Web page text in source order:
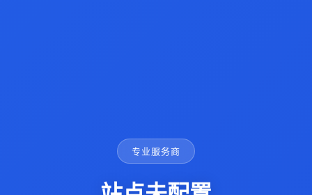
专业服务商